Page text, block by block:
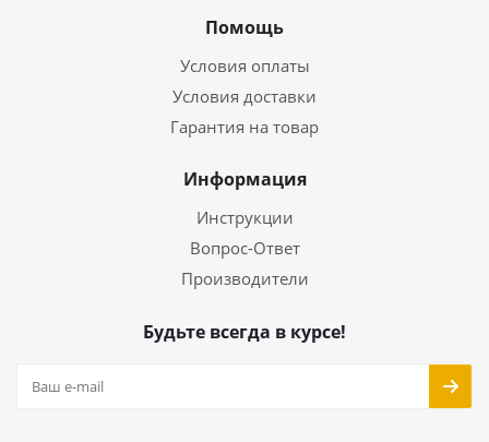
Помощь
Условия оплаты
Условия доставки
Гарантия на товар
Информация
Инструкции
Вопрос-Ответ
Производители
Будьте всегда в курсе!